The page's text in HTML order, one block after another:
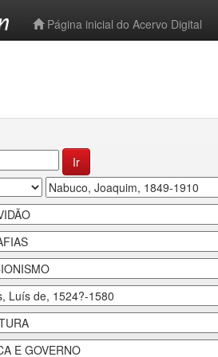
Página inicial do Acervo Digital